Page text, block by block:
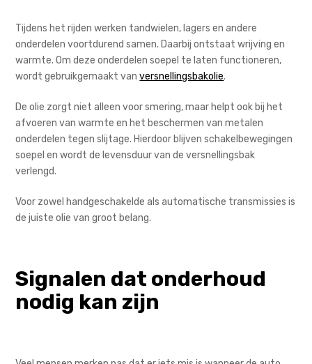
Tijdens het rijden werken tandwielen, lagers en andere
onderdelen voortdurend samen. Daarbij ontstaat wrijving en
warmte. Om deze onderdelen soepel te laten functioneren,
wordt gebruikgemaakt vanversnellingsbakolie.
De olie zorgt niet alleen voor smering, maar helpt ook bij het
afvoeren van warmte en het beschermen van metalen
onderdelen tegen slijtage. Hierdoor blijven schakelbewegingen
soepel en wordt de levensduur van de versnellingsbak
verlengd.
Voor zowel handgeschakelde als automatische transmissies is
de juiste olie van groot belang.
Signalen dat onderhoud
nodig kan zijn